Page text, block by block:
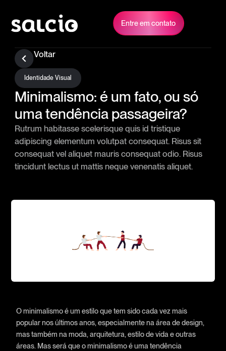
Entre em contato
Voltar
Identidade Visual
Minimalismo: é um fato, ou só
uma tendência passageira?
Rutrum habitasse scelerisque quis id tristique
adipiscing elementum volutpat consequat. Risus sit
consequat vel aliquet mauris consequat odio. Risus
tincidunt lectus ut mattis neque venenatis aliquet.
O minimalismo é um estilo que tem sido cada vez mais
popular nos últimos anos, especialmente na área de design,
mas também na moda, arquitetura, estilo de vida e outras
áreas. Mas será que o minimalismo é uma tendência